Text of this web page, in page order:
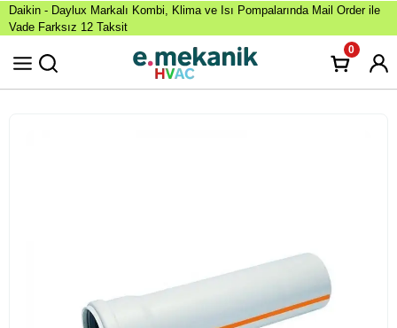
Daikin - Daylux Markalı Kombi, Klima ve Isı Pompalarında Mail Order ile
Vade Farksız 12 Taksit
0